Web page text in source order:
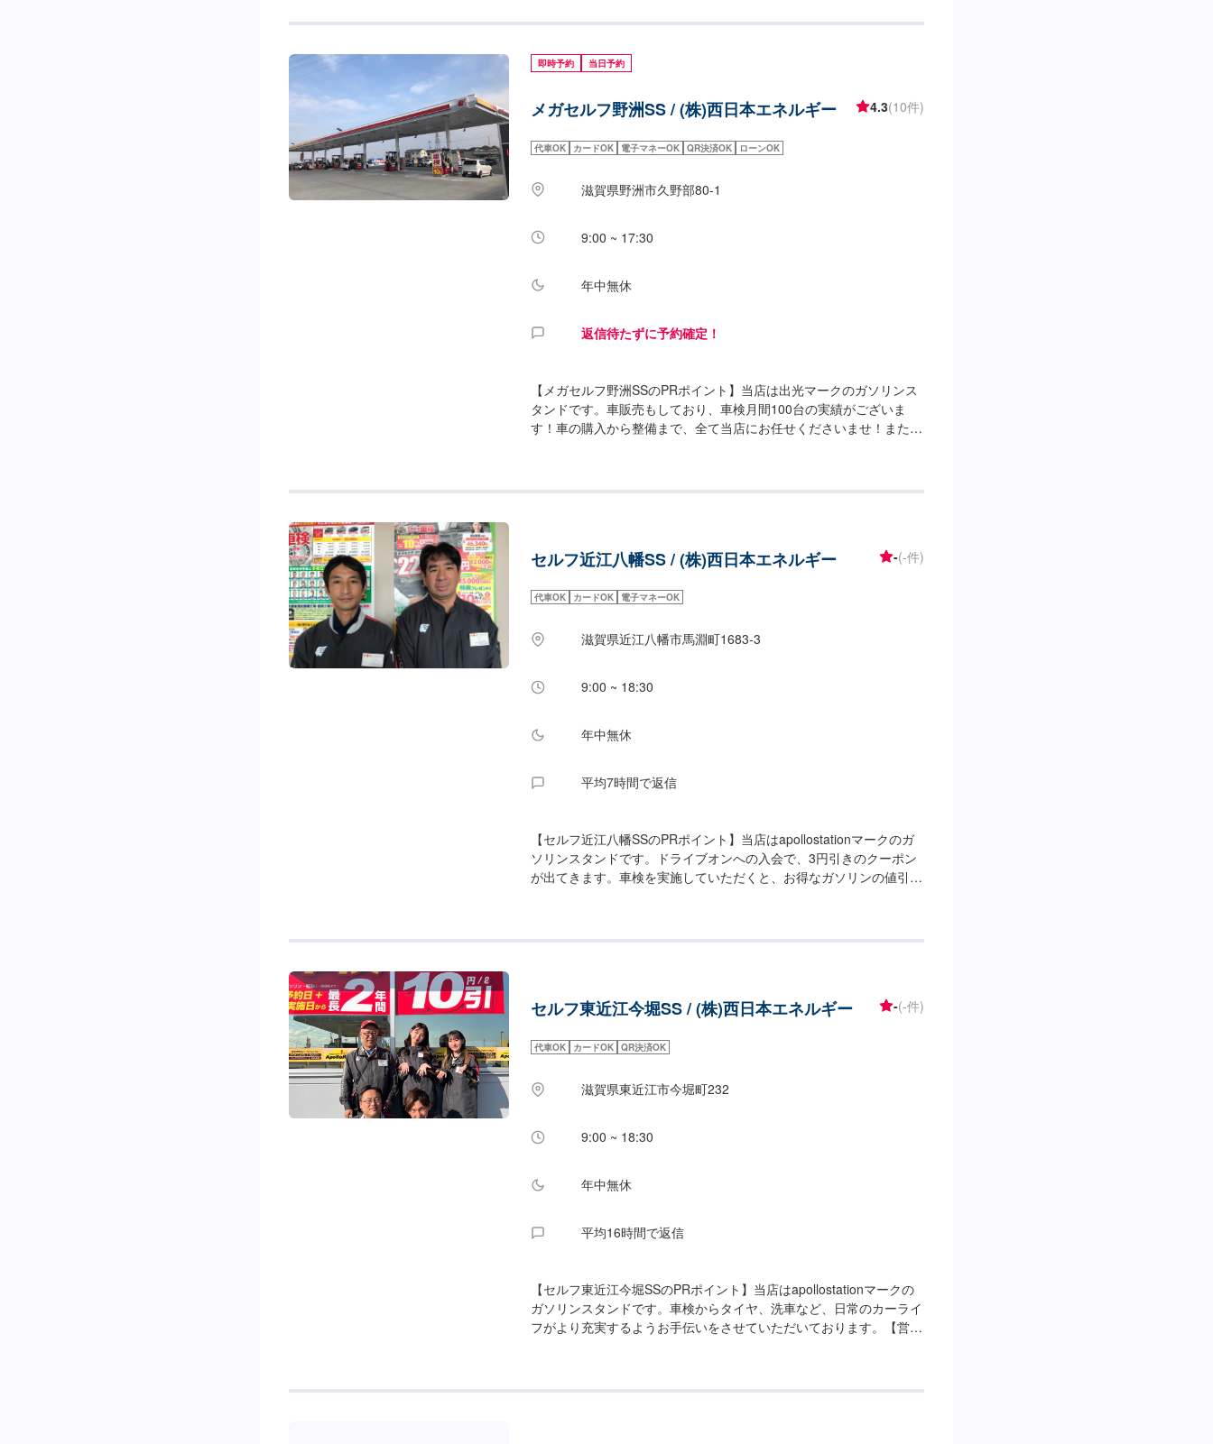
登録後、初回給油でガソリン5円/Loffとなります！【サービスルーム
の詳細】✅トイレ✅ゴミ箱✅自販機✅喫煙室【資格保持者が在籍】当
格を持った整備士が、責任を持って作業いたしますのでご安心くださ
「マナベインテリアハーツ草津店」様が隣にあります。
即時予約 当日予約
メガセルフ野洲SS / (株)西日本エネルギー 4.3(10件)
代車OK カードOK 電子マネーOK QR決済OK ローンOK
滋賀県野洲市久野部80-1
9:00 ~ 17:30
年中無休
返信待たずに予約確定！
【メガセルフ野洲SSのPRポイント】当店は出光マークのガソリンス
タンドです。車販売もしており、車検月間100台の実績がございま
す！車の購入から整備まで、全て当店にお任せくださいませ！また、
ますので、ご安心くださいませ。【アクセス】当店は大津能登川長浜
店舗です。野洲駅から約500mのところに位置しております。
セルフ近江八幡SS / (株)西日本エネルギー -(-件)
代車OK カードOK 電子マネーOK
滋賀県近江八幡市馬淵町1683-3
9:00 ~ 18:30
年中無休
平均7時間で返信
【セルフ近江八幡SSのPRポイント】当店はapollostationマークのガ
ソリンスタンドです。ドライブオンへの入会で、3円引きのクーポン
が出てきます。車検を実施していただくと、お得なガソリンの値引き
店」様があります。
セルフ東近江今堀SS / (株)西日本エネルギー -(-件)
代車OK カードOK QR決済OK
滋賀県東近江市今堀町232
9:00 ~ 18:30
年中無休
平均16時間で返信
【セルフ東近江今堀SSのPRポイント】当店はapollostationマークの
ガソリンスタンドです。車検からタイヤ、洗車など、日常のカーライ
フがより充実するようお手伝いをさせていただいております。【営業